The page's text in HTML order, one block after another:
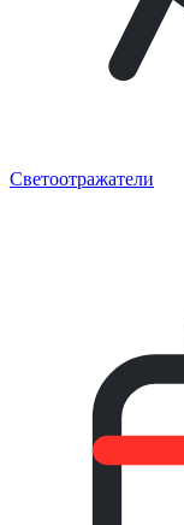
Светоотражатели